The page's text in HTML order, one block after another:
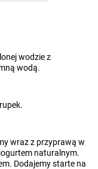
wodzie z
wodą.
wraz z przyprawą w
naturalnym.
Dodajemy starte na